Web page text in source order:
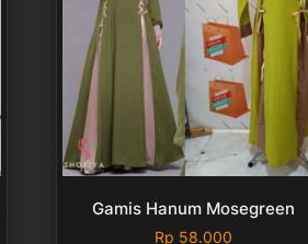
Gamis Hanum Mosegreen
Rp 58.000